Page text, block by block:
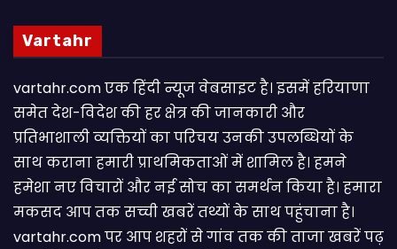
Vartahr
vartahr.com एक हिंदी न्यूज वेबसाइट है। इसमें हरियाणा
समेत देश-विदेश की हर क्षेत्र की जानकारी और
प्रतिभाशाली व्यक्तियों का परिचय उनकी उपलब्धियों के
साथ कराना हमारी प्राथमिकताओं में शामिल है। हमने
हमेशा नए विचारों और नई सोच का समर्थन किया है। हमारा
मकसद आप तक सच्ची खबरें तथ्यों के साथ पहुंचाना है।
vartahr.com पर आप शहरों से गांव तक की ताजा खबरें पढ़